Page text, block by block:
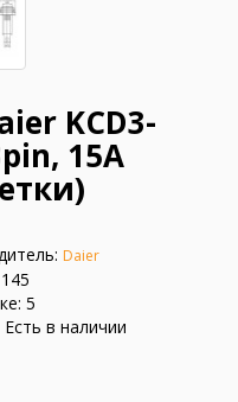
KCD3-
15A
Daier
5
в наличии